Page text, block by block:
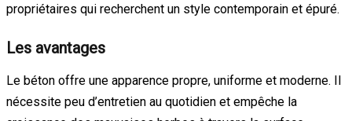
propriétaires qui recherchent un style contemporain et épuré.
Les avantages
Le béton offre une apparence propre, uniforme et moderne. Il
nécessite peu d’entretien au quotidien et empêche la